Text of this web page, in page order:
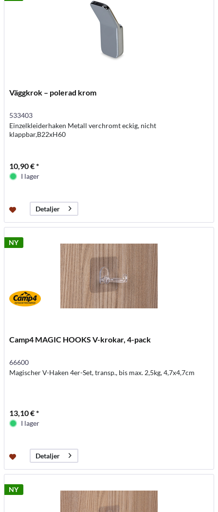
Väggkrok – polerad krom
533403
Einzelkleiderhaken Metall verchromt eckig, nicht
klappbar,B22xH60
10,90 € *
I lager
Detaljer
NY
Camp4 MAGIC HOOKS V-krokar, 4-pack
66600
Magischer V-Haken 4er-Set, transp., bis max. 2,5kg, 4,7x4,7cm
13,10 € *
I lager
Detaljer
NY